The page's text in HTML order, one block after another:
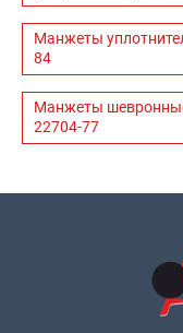
Манжеты
84
Манжеты
22704-77